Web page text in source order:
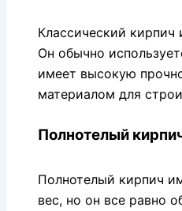
Классический
Он обычно
имеет высокую
материалом для
Полнотелый
Полнотелый кирпич
вес, но он все равно